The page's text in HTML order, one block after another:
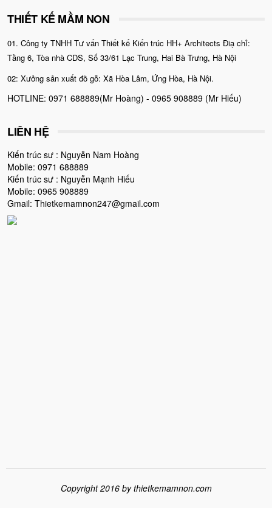
THIẾT KẾ MẦM NON
01. Công ty TNHH Tư vấn Thiết kế Kiến trúc HH+ Architects Điạ chỉ:
Tầng 6, Tòa nhà CDS, Số 33/61 Lạc Trung, Hai Bà Trưng, Hà Nội
02: Xưởng sản xuất đồ gỗ: Xã Hòa Lâm, Ứng Hòa, Hà Nội.
HOTLINE: 0971 688889(Mr Hoàng) - 0965 908889 (Mr Hiếu)
LIÊN HỆ
Kiến trúc sư : Nguyễn Nam Hoàng
Mobile: 0971 688889
Kiến trúc sư : Nguyễn Mạnh Hiếu
Mobile: 0965 908889
Gmail: Thietkemamnon247@gmail.com
Copyright 2016 bythietkemamnon.com